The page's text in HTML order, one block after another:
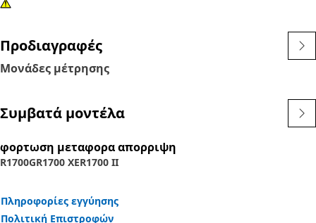
Προδιαγραφές
Μονάδες μέτρησης
Συμβατά μοντέλα
φορτωση μεταφορα απορριψη
R1700GR1700 XER1700 II
Πληροφορίες εγγύησης
Πολιτική Επιστροφών